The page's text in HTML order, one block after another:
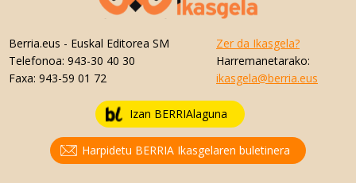
Berria.eus - Euskal Editorea SM
Telefonoa: 943-30 40 30
Faxa: 943-59 01 72
Zer da Ikasgela?
Harremanetarako:
ikasgela@berria.eus
Izan BERRIAlaguna
Harpidetu BERRIA Ikasgelaren buletinera